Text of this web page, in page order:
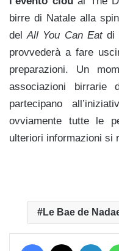
birre di Natale alla
delAll You Can Eatdi
provvederà a fare
preparazioni. Un
associazioni
partecipano
ovviamente tutte le
ulteriori informazioni si
Le Bae de
Facebook